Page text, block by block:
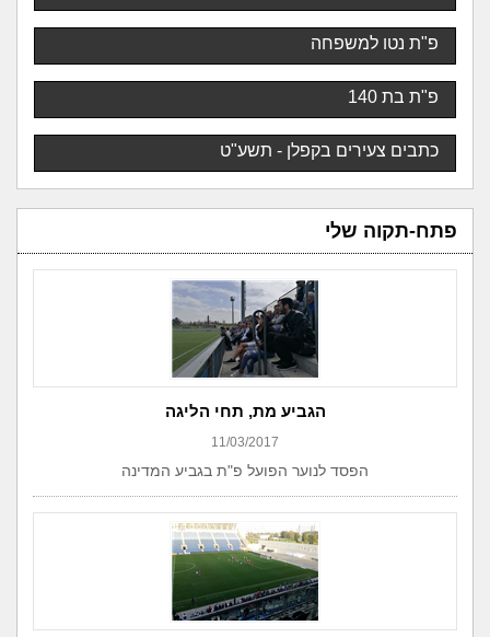
פ"ת נטו למשפחה
פ"ת בת 140
כתבים צעירים בקפלן - תשע"ט
פתח-תקוה שלי
הגביע מת, תחי הליגה
11/03/2017
הפסד לנוער הפועל פ"ת בגביע המדינה